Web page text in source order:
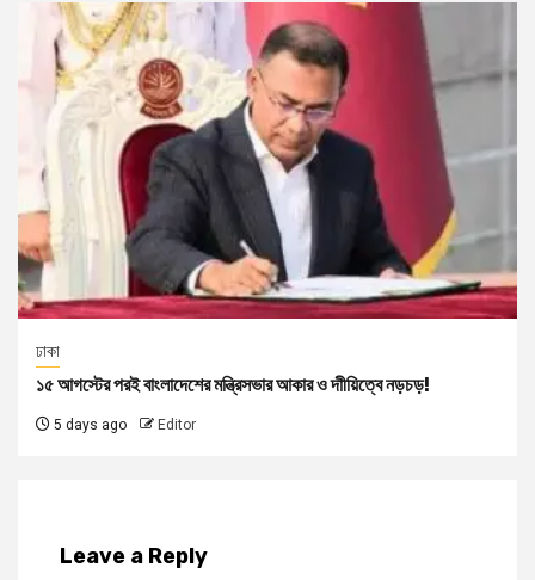
ঢাকা
১৫ আগস্টের পরই বাংলাদেশের মন্ত্রিসভার আকার ও দাীয়িত্বে নড়চড়!
5 days ago Editor
Leave a Reply